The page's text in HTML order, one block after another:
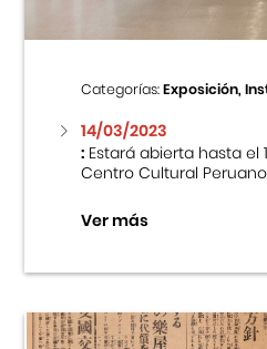
Categorías:Exposición,
14/03/2023
:Estará abierta hasta el
Centro Cultural
Ver más